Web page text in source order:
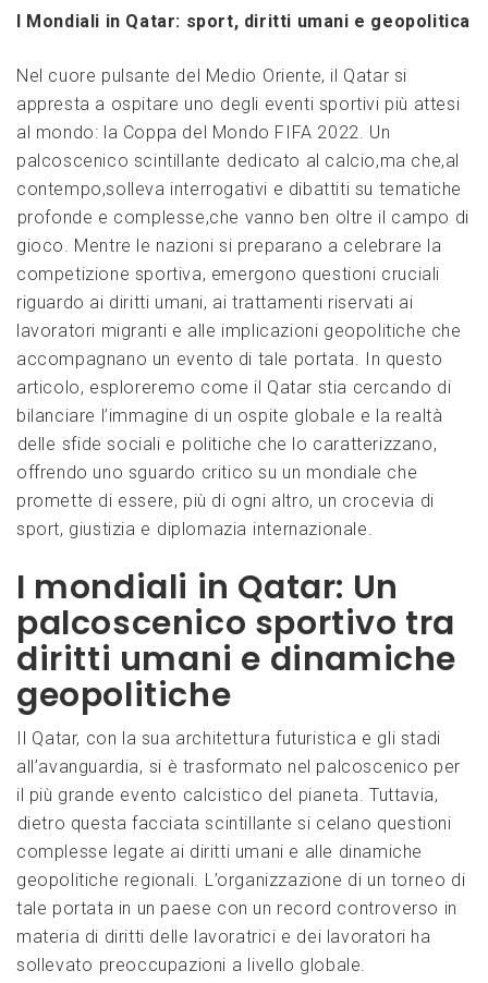
I Mondiali in Qatar: sport, diritti umani e geopolitica
Nel cuore pulsante del‍ Medio⁤ Oriente,‍ il Qatar si
appresta a ospitare uno ⁣degli eventi sportivi più attesi
al mondo: la Coppa del Mondo FIFA 2022. ​Un
palcoscenico scintillante ⁢dedicato al calcio,ma che,al
contempo,solleva interrogativi e dibattiti‍ su tematiche
⁢profonde e complesse,che vanno ben oltre il campo di
gioco. Mentre le nazioni si preparano a celebrare la
competizione sportiva, emergono questioni cruciali ​
riguardo ai diritti umani, ai trattamenti riservati ai
lavoratori migranti​ e alle implicazioni geopolitiche che
accompagnano un evento di tale portata. In questo
articolo, esploreremo come il Qatar stia cercando di
bilanciare l’immagine di un ospite globale e la realtà
⁣delle ⁢sfide sociali e⁢ politiche che lo caratterizzano,
offrendo uno sguardo critico su un mondiale che⁣
promette di essere,‌ più di ogni altro, un crocevia di
sport, giustizia e ⁣diplomazia⁣ internazionale.
I mondiali in Qatar: Un​
palcoscenico sportivo tra
diritti​ umani e dinamiche
geopolitiche
Il⁤ Qatar, con la‌ sua architettura futuristica e gli stadi
all’avanguardia,⁢ si è trasformato nel palcoscenico per
il più grande evento calcistico del pianeta. Tuttavia,
⁤dietro questa facciata scintillante si celano questioni
complesse legate ai diritti​ umani e alle dinamiche
geopolitiche regionali. ⁢L’organizzazione di un torneo di
tale portata in un paese​ con un record controverso in
materia di diritti ​delle lavoratrici e dei lavoratori ha
sollevato ⁤preoccupazioni ⁢a livello globale.